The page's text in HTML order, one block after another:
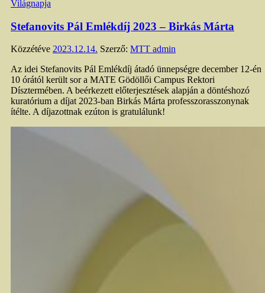
Világnapja
Stefanovits Pál Emlékdíj 2023 – Birkás Márta
Közzétéve 2023.12.14. Szerző: MTT admin
Az idei Stefanovits Pál Emlékdíj átadó ünnepségre december 12-én
10 órától került sor a MATE Gödöllői Campus Rektori
Dísztermében. A beérkezett előterjesztések alapján a döntéshozó
kuratórium a díjat 2023-ban Birkás Márta professzorasszonynak
ítélte. A díjazottnak ezúton is gratulálunk!